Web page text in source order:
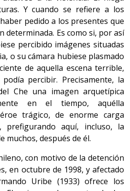
Y cuando se refiere a los
pedido a los presentes que
determinada. Es como si, por así
percibido imágenes situadas
o su cámara hubiese plasmado
de aquella escena terrible,
percibir. Precisamente, la
Che una imagen arquetípica
en el tiempo, aquélla
trágico, de enorme carga
prefigurando aquí, incluso, la
muchos, después de él.
con motivo de la detención
en octubre de 1998, y afectado
Uribe (1933) ofrece los